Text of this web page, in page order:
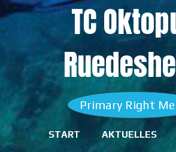
TC
Primary Right
START AKTUELLES